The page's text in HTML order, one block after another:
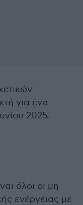
για ένα
2025.
όλοι οι μη
ενέργειας με